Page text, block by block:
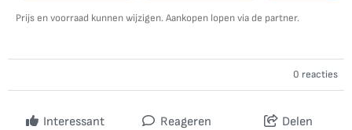
Prijs en voorraad kunnen wijzigen. Aankopen lopen via de partner.
0 reacties
Interessant Reageren Delen